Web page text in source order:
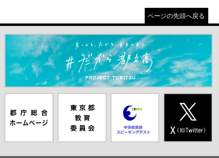
ページの先頭へ戻る
＃だから都立高（別ウインドウが開きます）
ムページ（別
ウインドウが
員会（別ウイ
ンドウが開き
ピーキングテ
スト（別ウイ
ンドウが開き
（別ウインド
ウが開きま
す）